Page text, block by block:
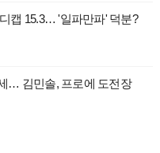
캡 15.3… '일파만파' 덕분?
… 김민솔, 프로에 도전장